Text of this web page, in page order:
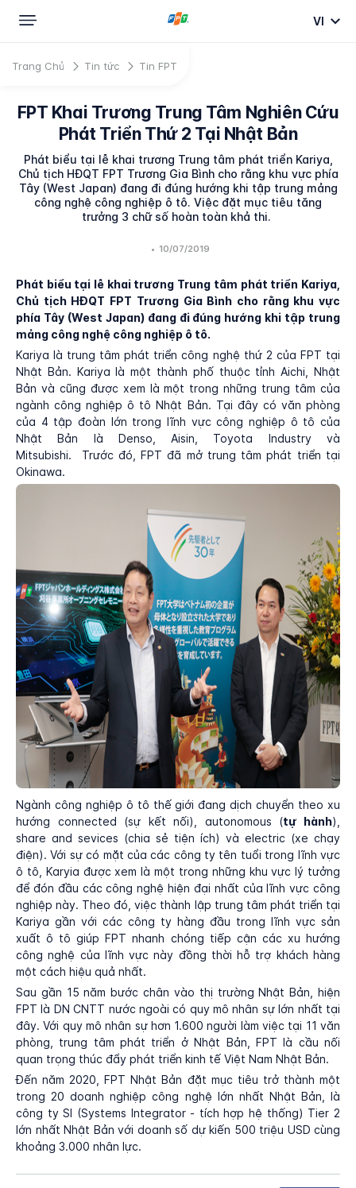
VI
Trang Chủ Tin tức Tin FPT
FPT Khai Trương Trung Tâm Nghiên Cứu
Phát Triển Thứ 2 Tại Nhật Bản
Phát biểu tại lễ khai trương Trung tâm phát triển Kariya,
Chủ tịch HĐQT FPT Trương Gia Bình cho rằng khu vực phía
Tây (West Japan) đang đi đúng hướng khi tập trung mảng
công nghệ công nghiệp ô tô. Việc đặt mục tiêu tăng
trưởng 3 chữ số hoàn toàn khả thi.
• 10/07/2019
Phát biểu tại lễ khai trương Trung tâm phát triển Kariya,
Chủ tịch HĐQT FPT Trương Gia Bình cho rằng khu vực
phía Tây (West Japan) đang đi đúng hướng khi tập trung
mảng công nghệ công nghiệp ô tô.
Kariya là trung tâm phát triển công nghệ thứ 2 của FPT tại
Nhật Bản. Kariya là một thành phố thuộc tỉnh Aichi, Nhật
Bản và cũng được xem là một trong những trung tâm của
ngành công nghiệp ô tô Nhật Bản. Tại đây có văn phòng
của 4 tập đoàn lớn trong lĩnh vực công nghiệp ô tô của
Nhật Bản là Denso, Aisin, Toyota Industry và
Mitsubishi. Trước đó, FPT đã mở trung tâm phát triển tại
Okinawa.
Ngành công nghiệp ô tô thế giới đang dịch chuyển theo xu
hướng connected (sự kết nối), autonomous (tự hành),
share and sevices (chia sẻ tiện ích) và electric (xe chạy
điện). Với sự có mặt của các công ty tên tuổi trong lĩnh vực
ô tô, Karyia được xem là một trong những khu vực lý tưởng
để đón đầu các công nghệ hiện đại nhất của lĩnh vực công
nghiệp này. Theo đó, việc thành lập trung tâm phát triển tại
Kariya gần với các công ty hàng đầu trong lĩnh vực sản
xuất ô tô giúp FPT nhanh chóng tiếp cận các xu hướng
công nghệ của lĩnh vực này đồng thời hỗ trợ khách hàng
một cách hiệu quả nhất.
Sau gần 15 năm bước chân vào thị trường Nhật Bản, hiện
FPT là DN CNTT nước ngoài có quy mô nhân sự lớn nhất tại
đây. Với quy mô nhân sự hơn 1.600 người làm việc tại 11 văn
phòng, trung tâm phát triển ở Nhật Bản, FPT là cầu nối
quan trọng thúc đẩy phát triển kinh tế Việt Nam Nhật Bản.
Đến năm 2020, FPT Nhật Bản đặt mục tiêu trở thành một
trong 20 doanh nghiệp công nghệ lớn nhất Nhật Bản, là
công ty SI (Systems Integrator - tích hợp hệ thống) Tier 2
lớn nhất Nhật Bản với doanh số dự kiến 500 triệu USD cùng
khoảng 3.000 nhân lực.